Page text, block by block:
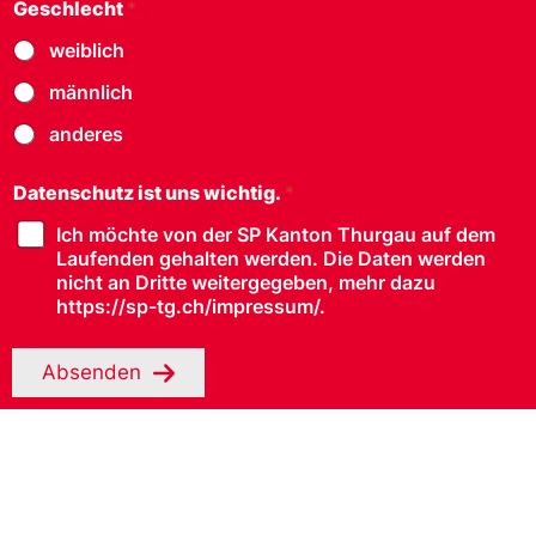
Sektionen
Geschlecht *
weiblich
männlich
anderes
Datenschutz ist uns wichtig. *
Ich möchte von der SP Kanton Thurgau auf dem
Laufenden gehalten werden. Die Daten werden
nicht an Dritte weitergegeben, mehr dazu
https://sp-tg.ch/impressum/.
Absenden